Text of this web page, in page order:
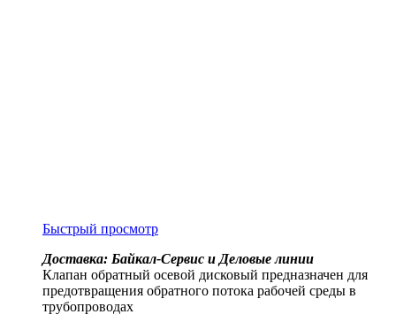
Быстрый просмотр
Доставка: Байкал-Сервис и Деловые линии
Клапан обратный осевой дисковый предназначен для
предотвращения обратного потока рабочей среды в
трубопроводах